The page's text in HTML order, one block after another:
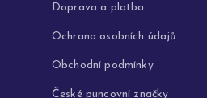
Doprava a platba
Ochrana osobních údajů
Obchodní podmínky
České puncovní značky